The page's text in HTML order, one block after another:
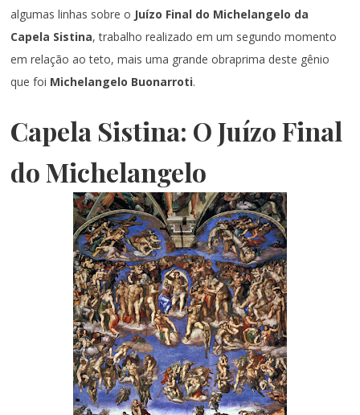
algumas linhas sobre o Juízo Final do Michelangelo da
Capela Sistina, trabalho realizado em um segundo momento
em relação ao teto, mais uma grande obraprima deste gênio
que foi Michelangelo Buonarroti.
Capela Sistina: O Juízo Final
do Michelangelo